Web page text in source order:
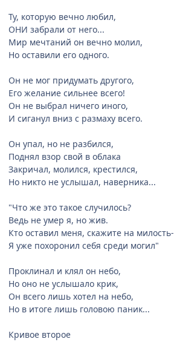
Ту, которую вечно любил,
ОНИ забрали от него...
Мир мечтаний он вечно молил,
Но оставили его одного.
Он не мог придумать другого,
Его желание сильнее всего!
Он не выбрал ничего иного,
И сиганул вниз с размаху всего.
Он упал, но не разбился,
Поднял взор свой в облака
Закричал, молился, крестился,
Но никто не услышал, наверника...
"Что же это такое случилось?
Ведь не умер я, но жив.
Кто оставил меня, скажите на милость-
Я уже похоронил себя среди могил"
Проклинал и клял он небо,
Но оно не услышало крик,
Он всего лишь хотел на небо,
Но в итоге лишь головою паник...
Кривое второе